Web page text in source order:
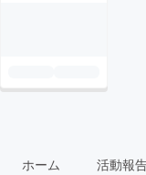
ホーム 活動報